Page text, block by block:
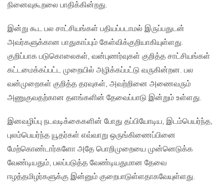
நினைவுகூறலை பாதிக்கின்றது.
இன்று கூட பல சாட்சியங்கள் பதியப்படாமல் இருப்பதுடன்
அவர்களுக்கான பாதுகாப்பும் கேள்விக்குறியாகியுள்ளது.
குறிப்பாக படுகொலைகள், வன்புணர்வுகள் குறித்த சாட்சியங்கள்
கட்டமைக்கப்பட்ட முறையில் அழிக்கப்பட்டு வருகின்றன. பல
வன்முறைகள் குறித்த தரவுகள், அவற்றினை அணைவரும்
அணுகுவதற்கான தளங்களின் தேவைப்பாடு இன்றும் உள்ளது.
இனவழிப்பு நடவடிக்கைகளின் போது தப்பியோடிய, இடம்பெயர்ந்த,
புலம்பெயர்ந்த யூதர்கள் எவ்வாறு ஒருங்கிணைப்பினை
மேற்கொண்டார்களோ அதே பொறிமுறையை முன்னெடுக்க
வேண்டியதும், பலப்படுத்த வேண்டியதுமான தேவை
ஈழத்தமிழர்களுக்கு இன்னும் குறைபாடுள்ளதாகவேயுள்ளது.